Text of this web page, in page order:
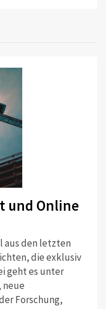
und Online
aus den letzten
die exklusiv
geht es unter
neue
Forschung,